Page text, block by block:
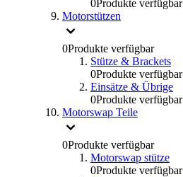
0Produkte verfügbar
Motorstützen
0Produkte verfügbar
Stütze & Brackets
0Produkte verfügbar
Einsätze & Übrige
0Produkte verfügbar
Motorswap Teile
0Produkte verfügbar
Motorswap stütze
0Produkte verfügbar